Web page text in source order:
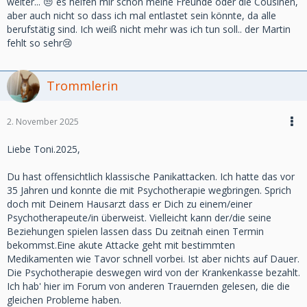
aber auch nicht so dass ich mal entlastet sein könnte, da alle
berufstätig sind. Ich weiß nicht mehr was ich tun soll.. der Martin
fehlt so sehr😢
Trommlerin
2. November 2025
Liebe Toni.2025,
Du hast offensichtlich klassische Panikattacken. Ich hatte das vor
35 Jahren und konnte die mit Psychotherapie wegbringen. Sprich
doch mit Deinem Hausarzt dass er Dich zu einem/einer
Psychotherapeute/in überweist. Vielleicht kann der/die seine
Beziehungen spielen lassen dass Du zeitnah einen Termin
bekommst.Eine akute Attacke geht mit bestimmten
Medikamenten wie Tavor schnell vorbei. Ist aber nichts auf Dauer.
Die Psychotherapie deswegen wird von der Krankenkasse bezahlt.
Ich hab' hier im Forum von anderen Trauernden gelesen, die die
gleichen Probleme haben.